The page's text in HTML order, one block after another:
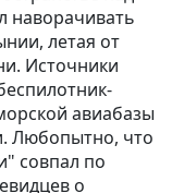
наворачивать
летая от
Источники
авиабазы
Любопытно, что
совпал по
о